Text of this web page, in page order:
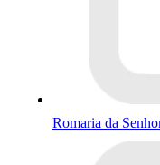
Romaria da